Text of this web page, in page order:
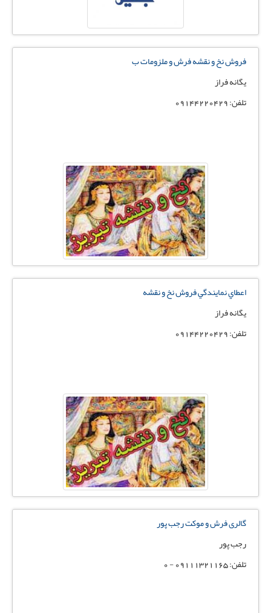
فروش نخ و نقشه فرش و ملزومات ب
يگانه فراز
تلفن: 09144220429
اعطاي نمايندگي فروش نخ و نقشه
يگانه فراز
تلفن: 09144220429
گالری فرش و موکت رجب پور
رجب پور
تلفن: 09111321165 - 0